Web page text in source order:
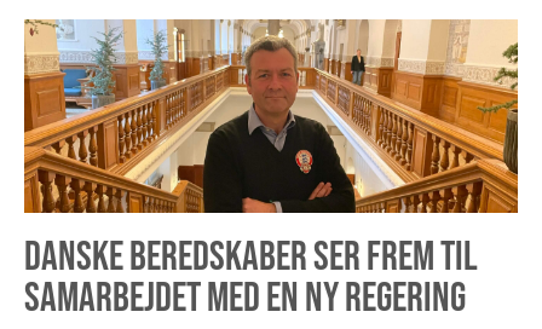
DANSKE BEREDSKABER SER FREM TIL
SAMARBEJDET MED EN NY REGERING